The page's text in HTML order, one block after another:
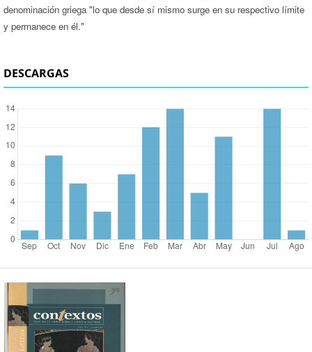
denominación griega "lo que desde sí mismo surge en su respectivo límite
y permanece en él."
DESCARGAS